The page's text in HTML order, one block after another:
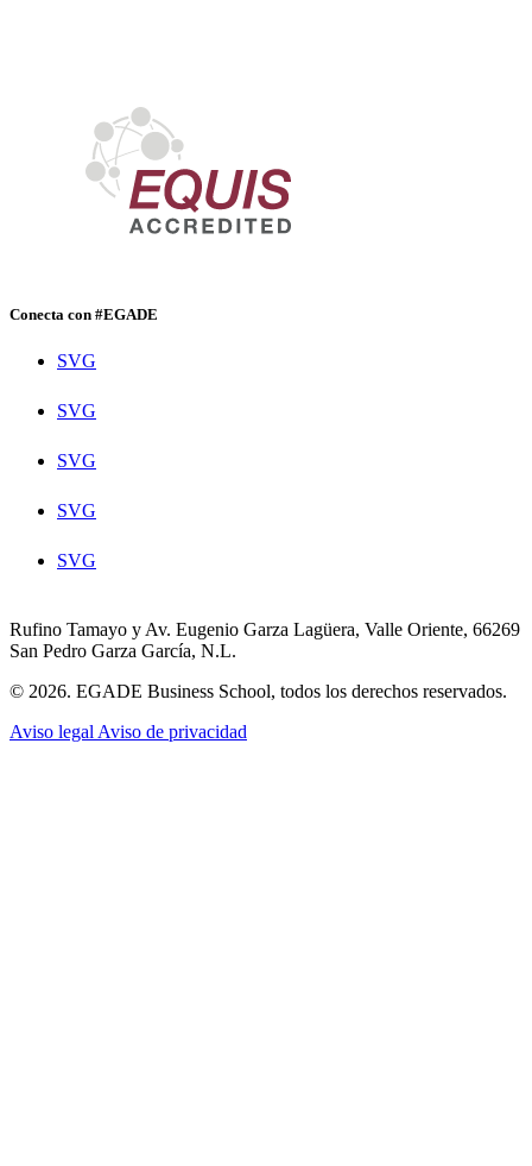
Conecta con #EGADE
SVG
SVG
SVG
SVG
SVG
Rufino Tamayo y Av. Eugenio Garza Lagüera, Valle Oriente, 66269
San Pedro Garza García, N.L.
© 2026. EGADE Business School, todos los derechos reservados.
Aviso legal Aviso de privacidad